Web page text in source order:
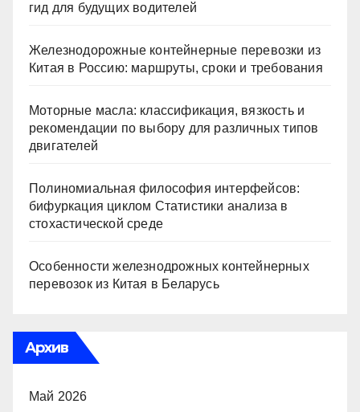
гид для будущих водителей
Железнодорожные контейнерные перевозки из
Китая в Россию: маршруты, сроки и требования
Моторные масла: классификация, вязкость и
рекомендации по выбору для различных типов
двигателей
Полиномиальная философия интерфейсов:
бифуркация циклом Статистики анализа в
стохастической среде
Особенности железнодрожных контейнерных
перевозок из Китая в Беларусь
Архив
Май 2026